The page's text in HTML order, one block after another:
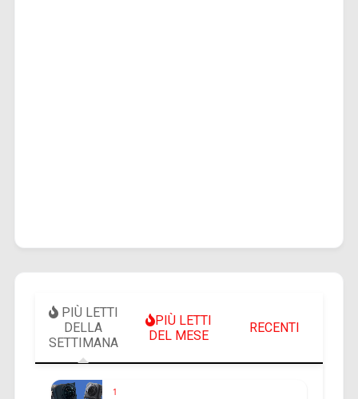
PIÙ LETTI
DELLA
SETTIMANA
PIÙ LETTI
DEL MESE
RECENTI
1